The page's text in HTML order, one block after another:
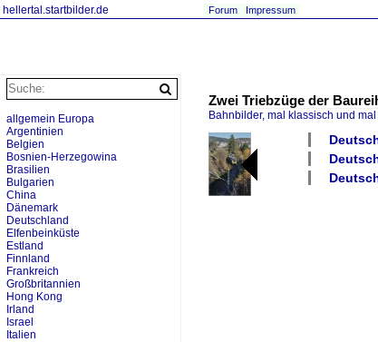
hellertal.startbilder.de Forum Impressum
Zwei Triebzüge der
Bahnbilder, mal klassisch und
allgemein Europa
Argentinien
Belgien
Bosnien-Herzegowina
Brasilien
Bulgarien
China
Dänemark
Deutschland
Elfenbeinküste
Estland
Finnland
Frankreich
Großbritannien
Hong Kong
Irland
Israel
Italien